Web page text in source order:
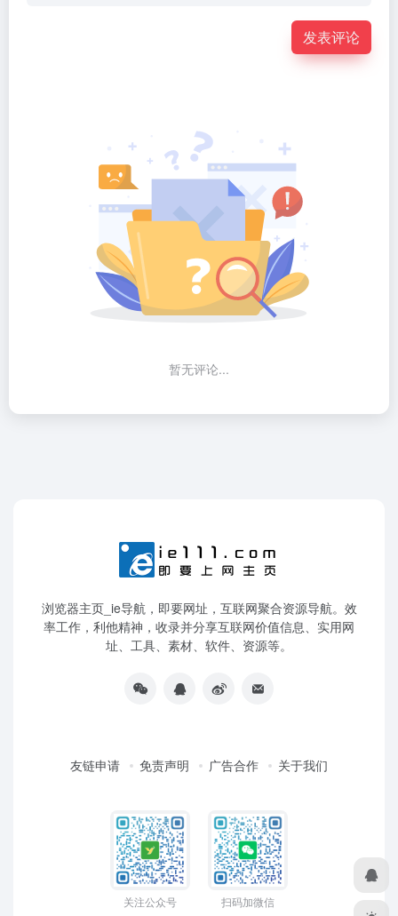
发表评论
暂无评论...
浏览器主页_ie导航，即要网址，互联网聚合资源导航。效
率工作，利他精神，收录并分享互联网价值信息、实用网
址、工具、素材、软件、资源等。
友链申请 免责声明 广告合作 关于我们
关注公众号 扫码加微信